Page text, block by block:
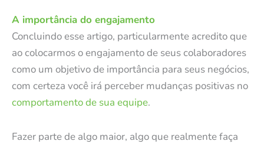
A importância do engajamento
Concluindo esse artigo, particularmente acredito que
ao colocarmos o engajamento de seus colaboradores
como um objetivo de importância para seus negócios,
com certeza você irá perceber mudanças positivas no
comportamento de sua equipe.
Fazer parte de algo maior, algo que realmente faça